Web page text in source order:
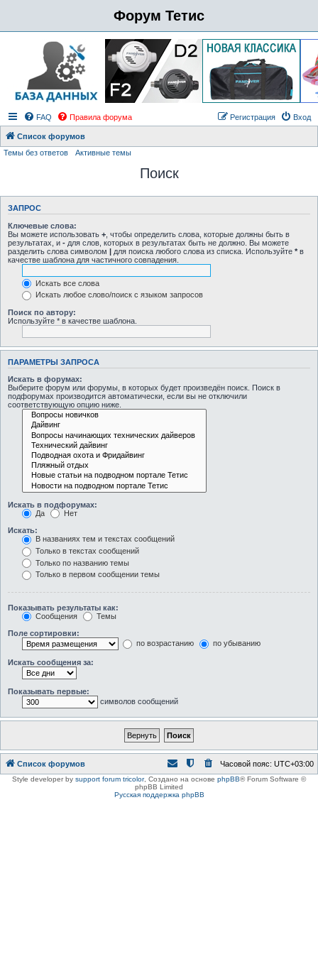
Форум Тетис
FAQ Правила форума Вход
Регистрация
Список форумов
Темы без ответов
Активные темы
Поиск
ЗАПРОС
Ключевые слова:
Вы можете использовать + , чтобы определить слова, которые должны быть в
результатах, и - для слов, которых в результатах быть не должно. Вы можете
разделить слова символом | для поиска любого слова из списка. Используйте * в
качестве шаблона для частичного совпадения.
Искать все слова
Искать любое слово/поиск с языком запросов
Поиск по автору:
Используйте * в качестве шаблона.
ПАРАМЕТРЫ ЗАПРОСА
Искать в форумах:
Выберите форум или форумы, в которых будет произведён поиск. Поиск в
подфорумах производится автоматически, если вы не отключили
соответствующую опцию ниже.
Искать в подфорумах:
Да
Нет
Искать:
В названиях тем и текстах сообщений
Только в текстах сообщений
Только по названию темы
Только в первом сообщении темы
Показывать результаты как:
Сообщения
Темы
Поле сортировки:
по возрастанию
по убыванию
Искать сообщения за:
Показывать первые:
символов сообщений
Список форумов Часовой пояс: UTC+03:00
Style developer by support forum tricolor, Создано на основе phpBB® Forum Software ©
phpBB Limited
Русская поддержка phpBB